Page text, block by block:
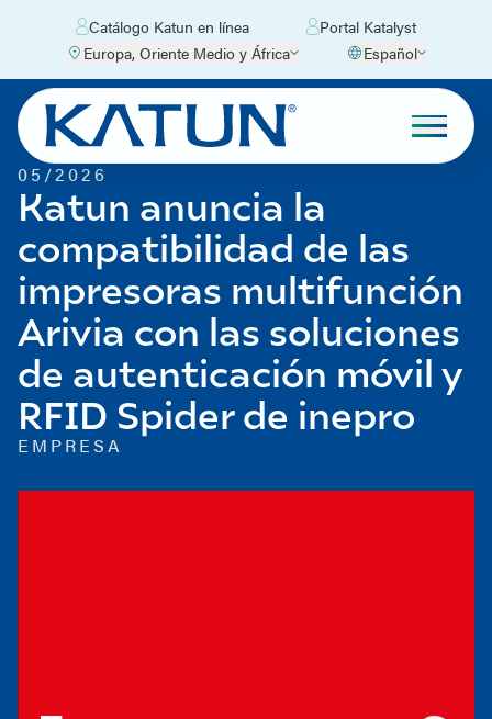
Catálogo Katun en línea
Portal Katalyst
Europa, Oriente Medio y África
Español
05/2026
Katun anuncia la
compatibilidad de las
impresoras multifunción
Arivia con las soluciones
de autenticación móvil y
RFID Spider de inepro
EMPRESA